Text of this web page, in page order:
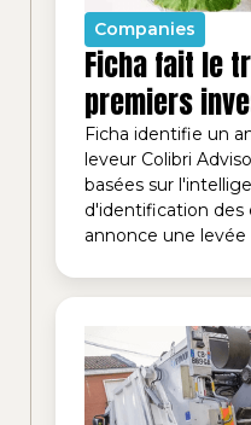
Companies
Ficha fait le
premiers
Ficha identifie un
leveur Colibri
basées sur
d'identification des
annonce une levée